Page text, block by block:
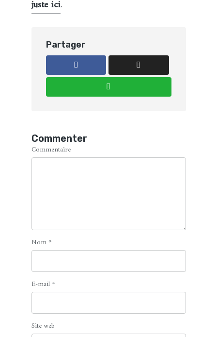
juste ici.
Partager
Commenter
Commentaire
Nom *
E-mail *
Site web